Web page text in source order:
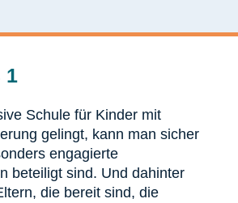
1
Schule für Kinder mit
gelingt, kann man sicher
engagierte
beteiligt sind. Und dahinter
die bereit sind, die